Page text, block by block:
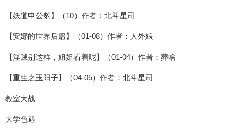
【妖道申公豹】（10）作者：北斗星司
【安娜的世界后篇】（01-08）作者：人外娘
【淫贼别这样，姐姐看着呢】（01-04）作者：葬啥
【重生之玉阳子】（04-05）作者：北斗星司
教室大战
大学色遇